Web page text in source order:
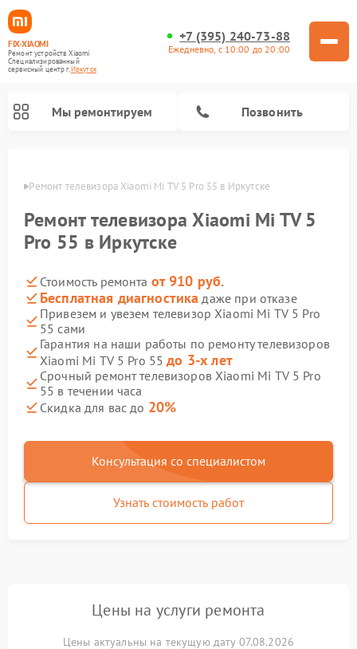
FIX-XIAOMI
Ремонт устройств Xiaomi
Специализированный
cервисный центр г.Иркутск
+7 (395) 240-73-88
Ежедневно, с 10:00 до 20:00
Мы ремонтируем Позвонить
Ремонт телевизора Xiaomi Mi TV 5 Pro 55 в Иркутске
Ремонт телевизора Xiaomi Mi TV 5
Pro 55 в Иркутске
Стоимость ремонта от 910 руб.
Бесплатная диагностика даже при отказе
Привезем и увезем телевизор Xiaomi Mi TV 5 Pro
55 сами
Гарантия на наши работы по ремонту телевизоров
Xiaomi Mi TV 5 Pro 55до 3-х лет
Срочный ремонт телевизоров Xiaomi Mi TV 5 Pro
55 в течении часа
Скидка для вас до 20%
Консультация со специалистом
Узнать стоимость работ
Цены на услуги ремонта
Цены актуальны на текущую дату 07.08.2026